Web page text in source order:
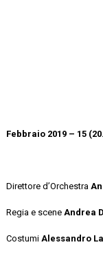
Febbraio 2019 – 15
Direttore d’Orchestra
Regia e scene Andrea
Costumi Alessandro